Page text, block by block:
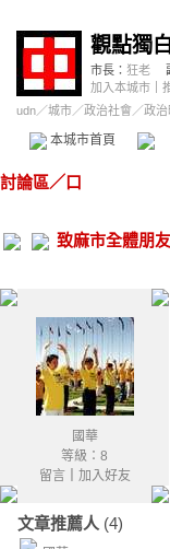
觀點獨白
市長： 狂老
加入本城市
udn／城市／政治社會 ／政
本城市首頁
討論區／口
致麻市全體朋友
國華
等級：8
留言｜ 加入好友
文章推薦人 (4)